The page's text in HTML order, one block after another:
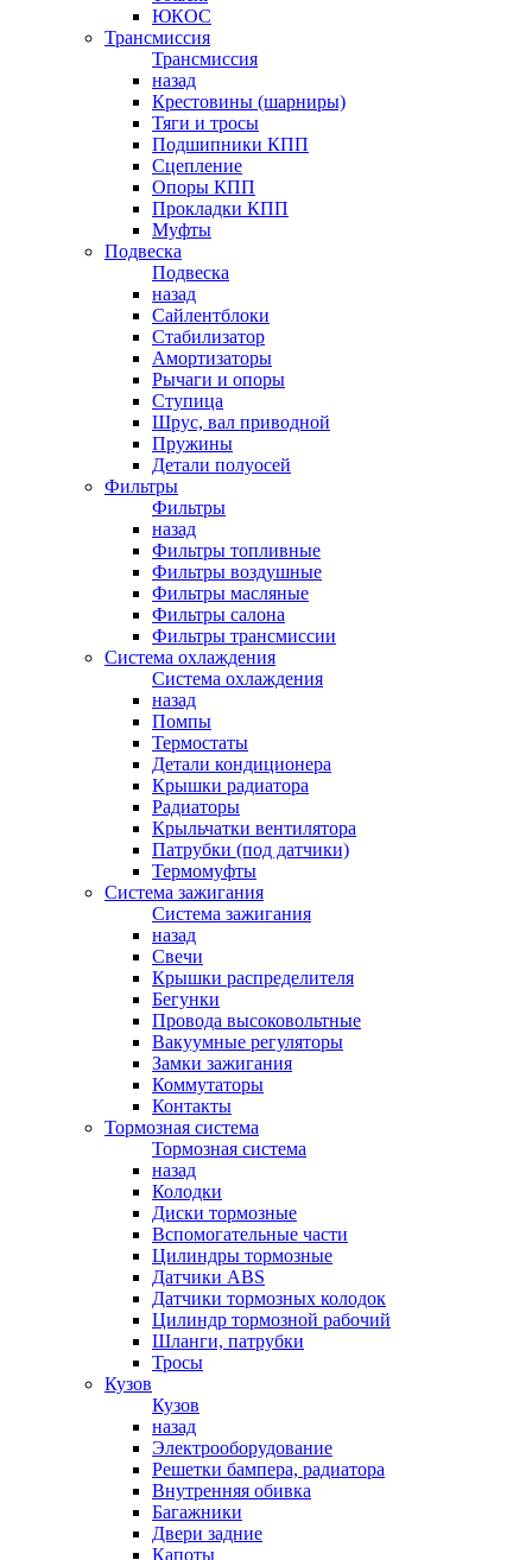
ЮКОС
Трансмиссия
Трансмиссия
назад
Крестовины (шарниры)
Тяги и тросы
Подшипники КПП
Сцепление
Опоры КПП
Прокладки КПП
Муфты
Подвеска
Подвеска
назад
Сайлентблоки
Стабилизатор
Амортизаторы
Рычаги и опоры
Ступица
Шрус, вал приводной
Пружины
Детали полуосей
Фильтры
Фильтры
назад
Фильтры топливные
Фильтры воздушные
Фильтры масляные
Фильтры салона
Фильтры трансмиссии
Система охлаждения
Система охлаждения
назад
Помпы
Термостаты
Детали кондиционера
Крышки радиатора
Радиаторы
Крыльчатки вентилятора
Патрубки (под датчики)
Термомуфты
Система зажигания
Система зажигания
назад
Свечи
Крышки распределителя
Бегунки
Провода высоковольтные
Вакуумные регуляторы
Замки зажигания
Коммутаторы
Контакты
Тормозная система
Тормозная система
назад
Колодки
Диски тормозные
Вспомогательные части
Цилиндры тормозные
Датчики ABS
Датчики тормозных колодок
Цилиндр тормозной рабочий
Шланги, патрубки
Тросы
Кузов
Кузов
назад
Электрооборудование
Решетки бампера, радиатора
Внутренняя обивка
Багажники
Двери задние
Капоты